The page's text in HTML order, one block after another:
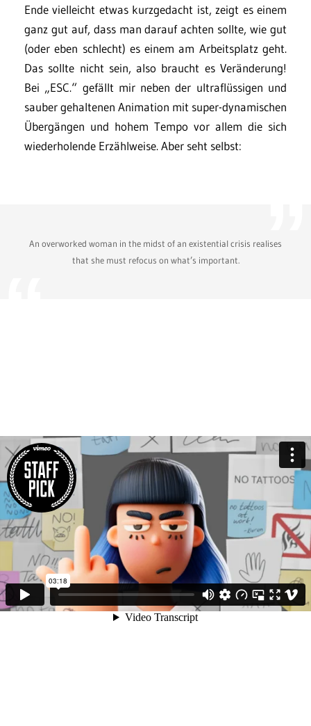
Ende vielleicht etwas kurzgedacht ist, zeigt es einem
ganz gut auf, dass man darauf achten sollte, wie gut
(oder eben schlecht) es einem am Arbeitsplatz geht.
Das sollte nicht sein, also braucht es Veränderung!
Bei „ESC.“ gefällt mir neben der ultraflüssigen und
sauber gehaltenen Animation mit super-dynamischen
Übergängen und hohem Tempo vor allem die sich
wiederholende Erzählweise. Aber seht selbst:
An overworked woman in the midst of an existential crisis realises
that she must refocus on what’s important.